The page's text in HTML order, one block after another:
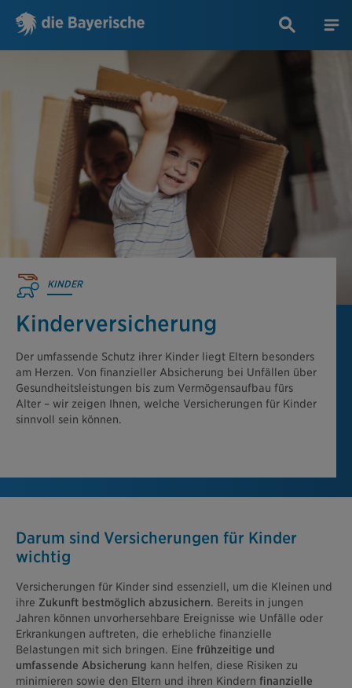
KINDER
Kinderversicherung
Der umfassende Schutz ihrer Kinder liegt Eltern besonders
am Herzen. Von finanzieller Absicherung bei Unfällen über
Gesundheitsleistungen bis zum Vermögensaufbau fürs
Alter – wir zeigen Ihnen, welche Versicherungen für Kinder
sinnvoll sein können.
Darum sind Versicherungen für Kinder
wichtig
Versicherungen für Kinder sind essenziell, um die Kleinen und
ihre Zukunft bestmöglich abzusichern. Bereits in jungen
Jahren können unvorhersehbare Ereignisse wie Unfälle oder
Erkrankungen auftreten, die erhebliche finanzielle
Belastungen mit sich bringen. Eine frühzeitige und
umfassende Absicherung kann helfen, diese Risiken zu
minimieren sowie den Eltern und ihren Kindern finanzielle